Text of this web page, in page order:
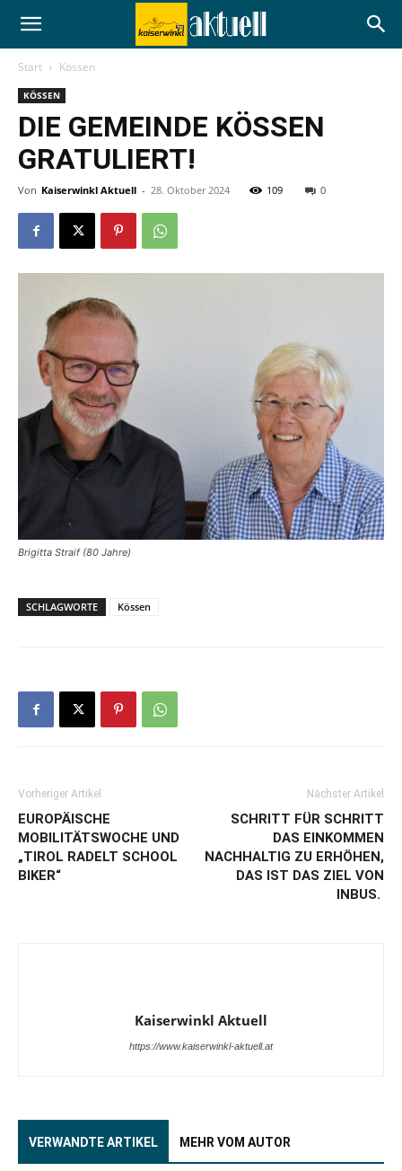
Start Kössen
KÖSSEN
DIE GEMEINDE KÖSSEN
GRATULIERT!
Von Kaiserwinkl Aktuell - 28. Oktober 2024 109 0
Brigitta Straif (80 Jahre)
SCHLAGWORTE Kössen
Vorheriger Artikel
EUROPÄISCHE
MOBILITÄTSWOCHE UND
„TIROL RADELT SCHOOL
BIKER“
Nächster Artikel
SCHRITT FÜR SCHRITT
DAS EINKOMMEN
NACHHALTIG ZU ERHÖHEN,
DAS IST DAS ZIEL VON
INBUS.
Kaiserwinkl Aktuell
https://www.kaiserwinkl-aktuell.at
VERWANDTE ARTIKEL MEHR VOM AUTOR